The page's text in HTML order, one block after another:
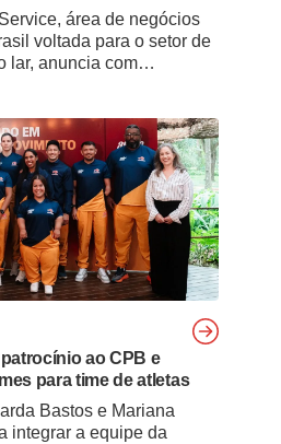
área de negócios
voltada para o setor de
lar, anuncia com
News Food Service a
SAZÓN Profissional
Defumada e Tomate
Ervas Finas. O …
ao CPB e
para time de atletas
Bastos e Mariana
integrar a equipe da